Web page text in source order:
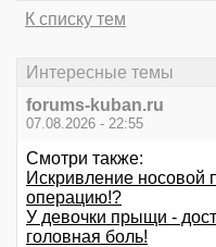
К списку тем
Интересные темы
forums-kuban.ru
07.08.2026 - 22:55
Смотри также:
Искривление носовой
операцию!?
У девочки прыщи -
головная боль!